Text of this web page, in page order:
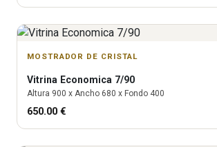
MOSTRADOR DE CRISTAL
Vitrina Economica 7/90
Altura 900 x Ancho 680 x Fondo 400
650.00 €